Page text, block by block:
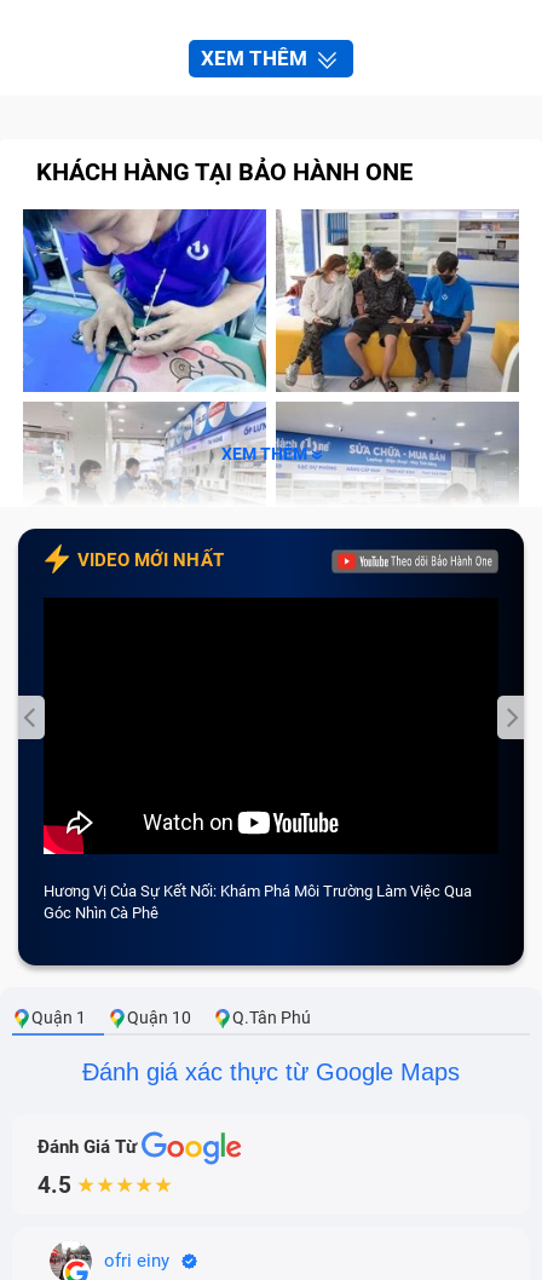
XEM THÊM
KHÁCH HÀNG TẠI BẢO HÀNH ONE
XEM THÊM
VIDEO MỚI NHẤT
Hương Vị Của Sự Kết Nối: Khám Phá Môi Trường Làm Việc Qua
Góc Nhìn Cà Phê
Quận 1 Quận 10 Q.Tân Phú
Đánh giá xác thực từ Google Maps
Đánh Giá Từ
4.5 ★★★★★
ofri einy